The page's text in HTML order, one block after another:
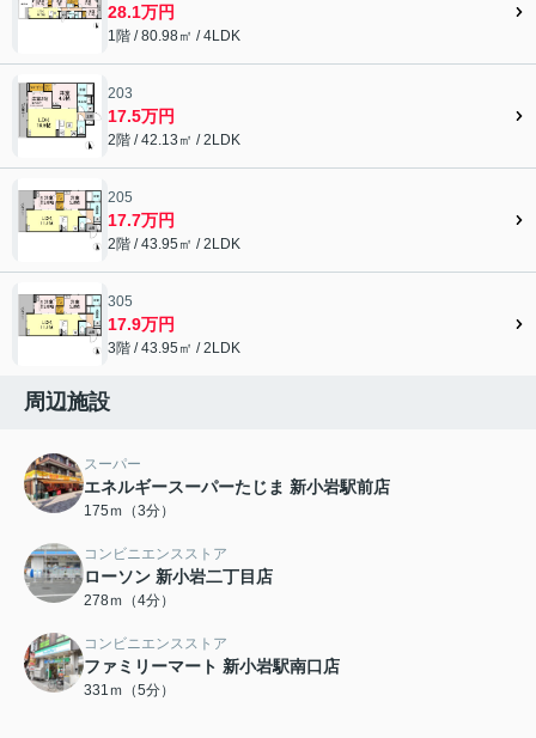
28.1万円
1階 / 80.98㎡ / 4LDK
203
17.5万円
2階 / 42.13㎡ / 2LDK
205
17.7万円
2階 / 43.95㎡ / 2LDK
305
17.9万円
3階 / 43.95㎡ / 2LDK
周辺施設
スーパー
エネルギースーパーたじま 新小岩駅前店
175ｍ（3分）
コンビニエンスストア
ローソン 新小岩二丁目店
278ｍ（4分）
コンビニエンスストア
ファミリーマート 新小岩駅南口店
331ｍ（5分）